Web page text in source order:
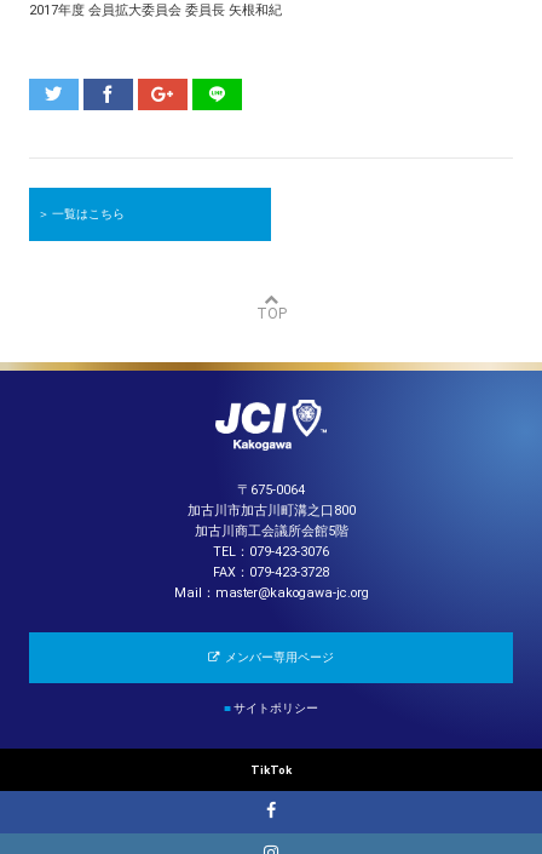
2017年度 会員拡大委員会 委員長 矢根和紀
＞ 一覧はこちら
TOP
〒675-0064
加古川市加古川町溝之口800
加古川商工会議所会館5階
TEL：079-423-3076
FAX：079-423-3728
Mail：master@kakogawa-jc.org
メンバー専用ページ
■サイトポリシー
TikTok